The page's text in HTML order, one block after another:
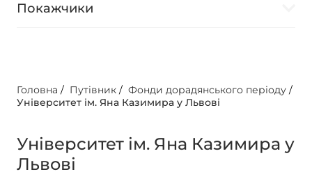
Покажчики
Головна / Путівник / Фонди дорадянського періоду /
Університет ім. Яна Казимира у Львові
Університет ім. Яна Казимира у
Львові